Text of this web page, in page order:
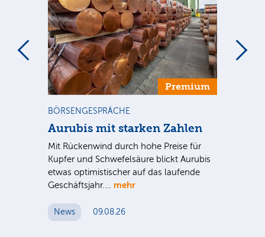
Premium
BÖRSENGESPRÄCHE
Aurubis mit starken Zahlen
Mit Rückenwind durch hohe Preise für
Kupfer und Schwefelsäure blickt Aurubis
etwas optimistischer auf das laufende
Geschäftsjahr.… mehr
News 09.08.26